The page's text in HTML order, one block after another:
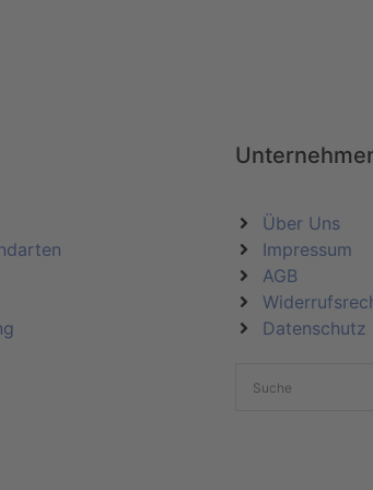
Über Uns
Impressum
AGB
Datenschutz